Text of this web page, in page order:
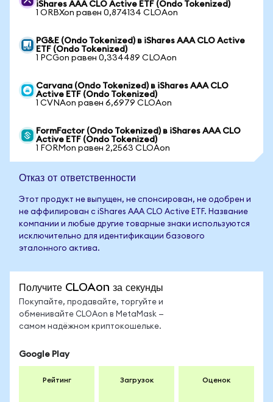
iShares AAA CLO Active ETF (Ondo Tokenized)
1 ORBXon равен 0,874134 CLOAon
PG&E (Ondo Tokenized) в iShares AAA CLO Active
ETF (Ondo Tokenized)
1 PCGon равен 0,334489 CLOAon
Carvana (Ondo Tokenized) в iShares AAA CLO
Active ETF (Ondo Tokenized)
1 CVNAon равен 6,6979 CLOAon
FormFactor (Ondo Tokenized) в iShares AAA CLO
Active ETF (Ondo Tokenized)
1 FORMon равен 2,2563 CLOAon
Отказ от ответственности
Этот продукт не выпущен, не спонсирован, не одобрен и
не аффилирован с iShares AAA CLO Active ETF. Название
компании и любые другие товарные знаки используются
исключительно для идентификации базового
эталонного актива.
Получите CLOAon за секунды
Покупайте, продавайте, торгуйте и
обменивайте CLOAon в MetaMask —
самом надёжном криптокошельке.
Google Play
Рейтинг Загрузок Оценок